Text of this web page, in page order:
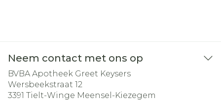
Neem contact met ons op
BVBA Apotheek Greet Keysers
Wersbeekstraat 12
3391 Tielt-Winge Meensel-Kiezegem